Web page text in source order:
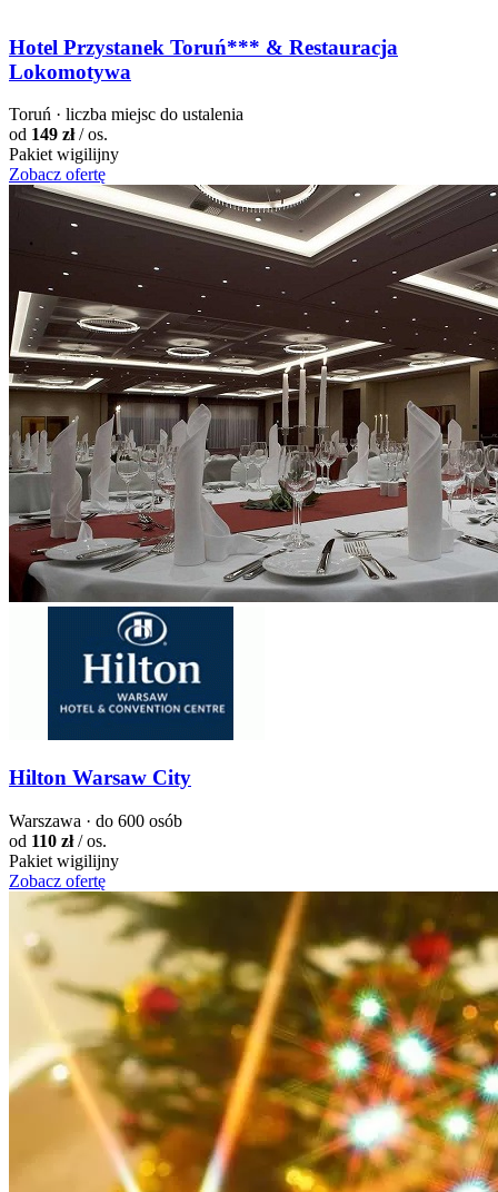
Hotel Przystanek Toruń*** & Restauracja
Lokomotywa
Toruń · liczba miejsc do ustalenia
od 149 zł/ os.
Pakiet wigilijny
Zobacz ofertę
Hilton Warsaw City
Warszawa · do 600 osób
od 110 zł/ os.
Pakiet wigilijny
Zobacz ofertę